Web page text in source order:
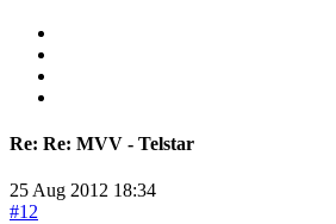
Re: Re: MVV - Telstar
25 Aug 2012 18:34
#12